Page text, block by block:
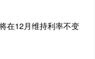
在12月维持利率不变